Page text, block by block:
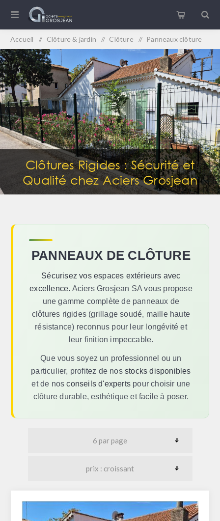
Accueil / Clôture & jardin / Clôture / Panneaux clôture
Clôtures Rigides : Sécurité et
Qualité chez Aciers Grosjean
PANNEAUX DE CLÔTURE
Sécurisez vos espaces extérieurs avec
excellence. Aciers Grosjean SA vous propose
une gamme complète de panneaux de
clôtures rigides (grillage soudé, maille haute
résistance) reconnus pour leur longévité et
leur finition impeccable.
Que vous soyez un professionnel ou un
particulier, profitez de nosstocks disponibles
et de nosconseils d'experts pour choisir une
clôture durable, esthétique et facile à poser.